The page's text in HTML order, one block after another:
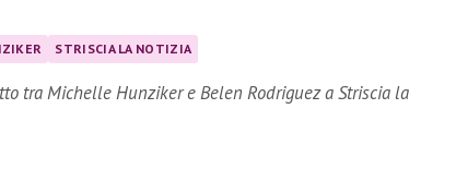
STRISCIA LA NOTIZIA
tra Michelle Hunziker e Belen Rodriguez a Striscia la